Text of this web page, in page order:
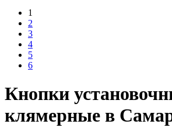
1
2
3
4
5
6
Кнопки
клямерные в